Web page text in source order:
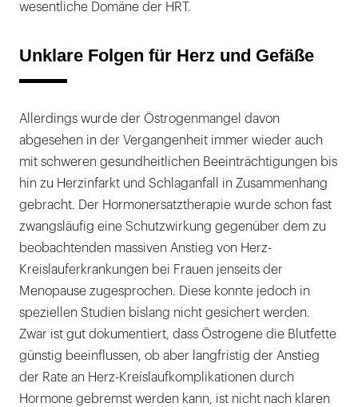
wesentliche Domäne der HRT.
Unklare Folgen für Herz und Gefäße
Allerdings wurde der Östrogenmangel davon
abgesehen in der Vergangenheit immer wieder auch
mit schweren gesundheitlichen Beeinträchtigungen bis
hin zu Herzinfarkt und Schlaganfall in Zusammenhang
gebracht. Der Hormonersatztherapie wurde schon fast
zwangsläufig eine Schutzwirkung gegenüber dem zu
beobachtenden massiven Anstieg von Herz-
Kreislauferkrankungen bei Frauen jenseits der
Menopause zugesprochen. Diese konnte jedoch in
speziellen Studien bislang nicht gesichert werden.
Zwar ist gut dokumentiert, dass Östrogene die Blutfette
günstig beeinflussen, ob aber langfristig der Anstieg
der Rate an Herz-Kreislaufkomplikationen durch
Hormone gebremst werden kann, ist nicht nach klaren